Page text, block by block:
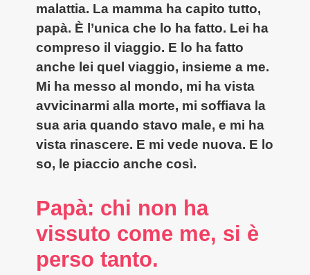
malattia. La mamma ha capito tutto,
papà. È l’unica che lo ha fatto. Lei ha
compreso il viaggio. E lo ha fatto
anche lei quel viaggio, insieme a me.
Mi ha messo al mondo, mi ha vista
avvicinarmi alla morte, mi soffiava la
sua aria quando stavo male, e mi ha
vista rinascere. E mi vede nuova. E lo
so, le piaccio anche così.
Papà: chi non ha
vissuto come me, si è
perso tanto.